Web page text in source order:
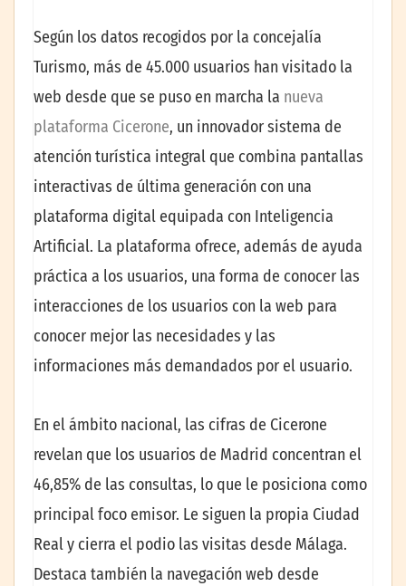
Según los datos recogidos por la concejalía
Turismo, más de 45.000 usuarios han visitado la
web desde que se puso en marcha la nueva
plataforma Cicerone, un innovador sistema de
atención turística integral que combina pantallas
interactivas de última generación con una
plataforma digital equipada con Inteligencia
Artificial. La plataforma ofrece, además de ayuda
práctica a los usuarios, una forma de conocer las
interacciones de los usuarios con la web para
conocer mejor las necesidades y las
informaciones más demandados por el usuario.
En el ámbito nacional, las cifras de Cicerone
revelan que los usuarios de Madrid concentran el
46,85% de las consultas, lo que le posiciona como
principal foco emisor. Le siguen la propia Ciudad
Real y cierra el podio las visitas desde Málaga.
Destaca también la navegación web desde